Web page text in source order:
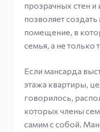
прозрачных стен и
позволяет
помещение, в
семья, а не только
Если мансарда
этажа квартиры,
говорилось,
которых члены
самим с собой.